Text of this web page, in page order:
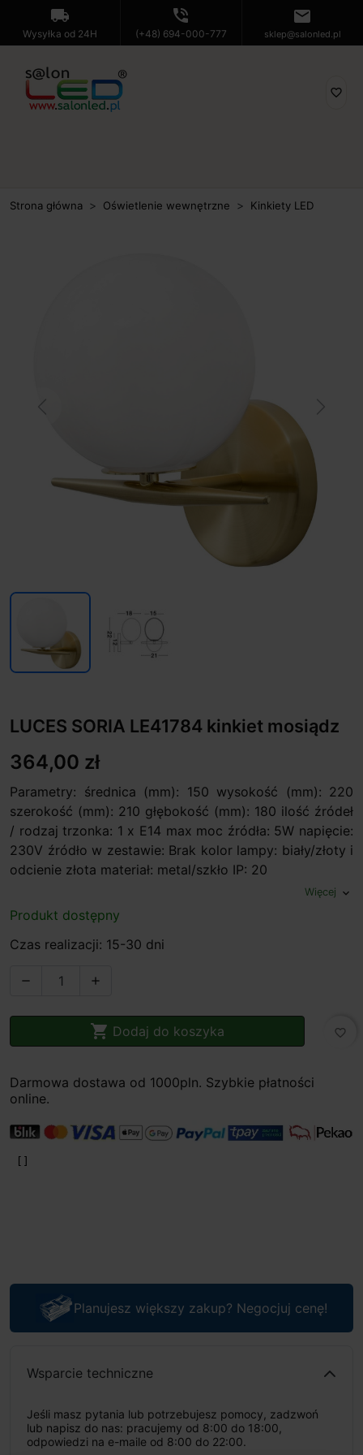
local_shipping
Wysyłka od 24H
phone_in_talk
(+48) 694-000-777
mail
sklep@salonled.pl
favorite_border
Strona główna Oświetlenie wewnętrzne Kinkiety LED
Previous
LUCES SORIA LE41784 kinkiet mosiądz
364,00 zł
Parametry: średnica (mm): 150 wysokość (mm): 220
szerokość (mm): 210 głębokość (mm): 180 ilość źródeł
/ rodzaj trzonka: 1 x E14 max moc źródła: 5W napięcie:
230V źródło w zestawie: Brak kolor lampy: biały/złoty i
odcienie złota materiał: metal/szkło IP: 20
Więcej expand_more
Produkt dostępny
Czas realizacji: 15-30 dni
 
 Dodaj do koszyka favorite_border
Darmowa dostawa od 1000pln. Szybkie płatności
online.
Planujesz większy zakup? Negocjuj cenę!
Wsparcie techniczne
Jeśli masz pytania lub potrzebujesz pomocy, zadzwoń
lub napisz do nas: pracujemy od 8:00 do 18:00,
odpowiedzi na e-maile od 8:00 do 22:00.